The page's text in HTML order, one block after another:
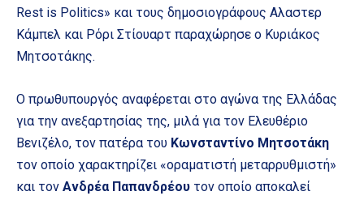
Rest is Politics» και τους δημοσιογράφους Αλαστερ
Κάμπελ και Ρόρι Στίουαρτ παραχώρησε ο Κυριάκος
Μητσοτάκης.
Ο πρωθυπουργός αναφέρεται στο αγώνα της Ελλάδας
για την ανεξαρτησίας της, μιλά για τον Ελευθέριο
Βενιζέλο, τον πατέρα του Κωνσταντίνο Μητσοτάκη
τον οποίο χαρακτηρίζει «οραματιστή μεταρρυθμιστή»
και τον Ανδρέα Παπανδρέου τον οποίο αποκαλεί